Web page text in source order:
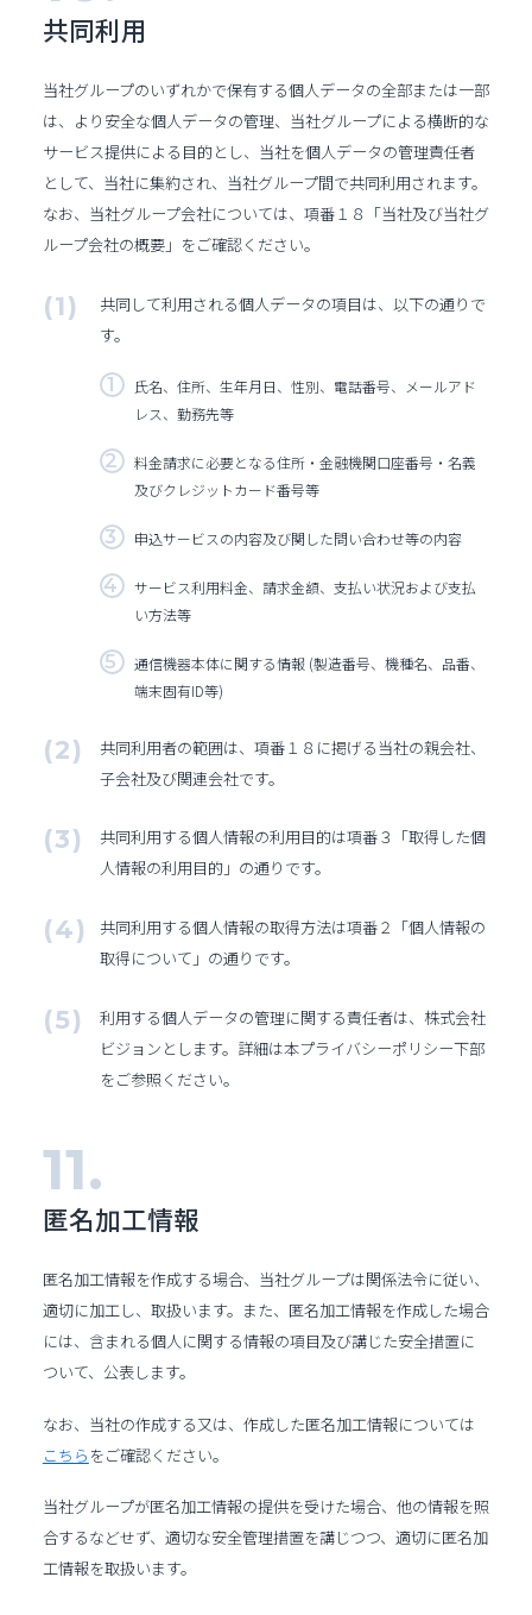
共同利用
当社グループのいずれかで保有する個人データの全部または一部
は、より安全な個人データの管理、当社グループによる横断的な
サービス提供による目的とし、当社を個人データの管理責任者
として、当社に集約され、当社グループ間で共同利用されます。
なお、当社グループ会社については、項番１８「当社及び当社グ
ループ会社の概要」をご確認ください。
共同して利用される個人データの項目は、以下の通りで
す。
氏名、住所、生年月日、性別、電話番号、メールアド
レス、勤務先等
料金請求に必要となる住所・金融機関口座番号・名義
及びクレジットカード番号等
申込サービスの内容及び関した問い合わせ等の内容
サービス利用料金、請求金額、支払い状況および支払
い方法等
通信機器本体に関する情報 (製造番号、機種名、品番、
端末固有ID等)
共同利用者の範囲は、項番１８に掲げる当社の親会社、
子会社及び関連会社です。
共同利用する個人情報の利用目的は項番３「取得した個
人情報の利用目的」の通りです。
共同利用する個人情報の取得方法は項番２「個人情報の
取得について」の通りです。
利用する個人データの管理に関する責任者は、株式会社
ビジョンとします。詳細は本プライバシーポリシー下部
をご参照ください。
匿名加工情報
匿名加工情報を作成する場合、当社グループは関係法令に従い、
適切に加工し、取扱います。また、匿名加工情報を作成した場合
には、含まれる個人に関する情報の項目及び講じた安全措置に
ついて、公表します。
なお、当社の作成する又は、作成した匿名加工情報については
こちら をご確認ください。
当社グループが匿名加工情報の提供を受けた場合、他の情報を照
合するなどせず、適切な安全管理措置を講じつつ、適切に匿名加
工情報を取扱います。